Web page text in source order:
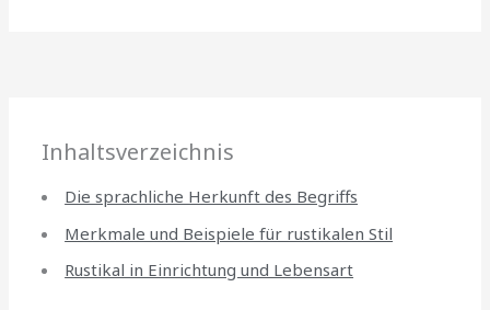
Inhaltsverzeichnis
Die sprachliche Herkunft des Begriffs
Merkmale und Beispiele für rustikalen Stil
Rustikal in Einrichtung und Lebensart